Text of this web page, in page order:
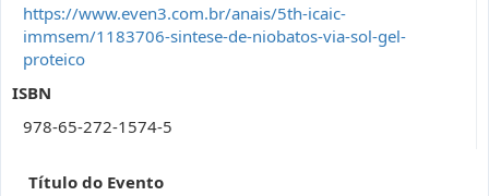
https://www.even3.com.br/anais/5th-icaic-
immsem/1183706-sintese-de-niobatos-via-sol-gel-
proteico
ISBN
978-65-272-1574-5
Título do Evento